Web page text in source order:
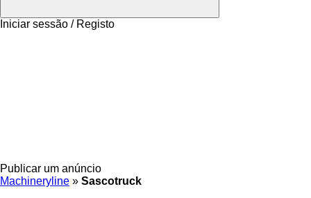
Iniciar sessão / Registo
Publicar um anúncio
Machineryline » Sascotruck